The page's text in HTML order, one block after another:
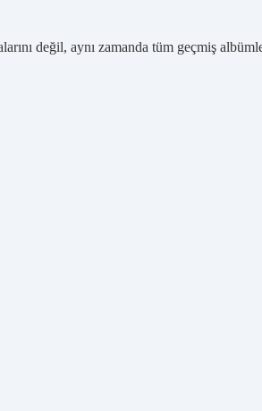
değil, aynı zamanda tüm geçmiş